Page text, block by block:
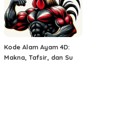
Kode Alam Ayam 4D:
Makna, Tafsir, dan Su